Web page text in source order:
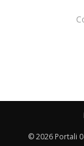
© 2026 Portali